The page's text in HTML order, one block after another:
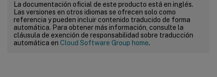
La documentación oficial de este producto está en inglés.
Las versiones en otros idiomas se ofrecen solo como
referencia y pueden incluir contenido traducido de forma
automática. Para obtener más información, consulte la
cláusula de exención de responsabilidad sobre traducción
automática en Cloud Software Group home.